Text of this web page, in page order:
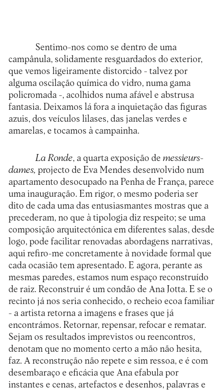
Sentimo-nos como se dentro de uma
campânula, solidamente resguardados do exterior,
que vemos ligeiramente distorcido - talvez por
alguma oscilação química do vidro, numa gama
policromada -, acolhidos numa afável e abstrusa
fantasia. Deixamos lá fora a inquietação das figuras
azuis, dos veículos lilases, das janelas verdes e
amarelas, e tocamos à campainha.
La Ronde, a quarta exposição de messieurs-
dames, projecto de Eva Mendes desenvolvido num
apartamento desocupado na Penha de França, parece
uma inauguração. Em rigor, o mesmo poderia ser
dito de cada uma das entusiasmantes mostras que a
precederam, no que à tipologia diz respeito; se uma
composição arquitectónica em diferentes salas, desde
logo, pode facilitar renovadas abordagens narrativas,
aqui refiro-me concretamente à novidade formal que
cada ocasião tem apresentado. E agora, perante as
mesmas paredes, estamos num espaço reconstruído
de raiz. Reconstruir é um condão de Ana Jotta. E se o
recinto já nos seria conhecido, o recheio ecoa familiar
- a artista retorna a imagens e frases que já
encontrámos. Retornar, repensar, refocar e rematar.
Sejam os resultados imprevistos ou reencontros,
denotam que no momento certo a mão não hesita,
faz. A reconstrução não repete e sim ressoa, e é com
desembaraço e eficácia que Ana efabula por
instantes e cenas, artefactos e desenhos, palavras e